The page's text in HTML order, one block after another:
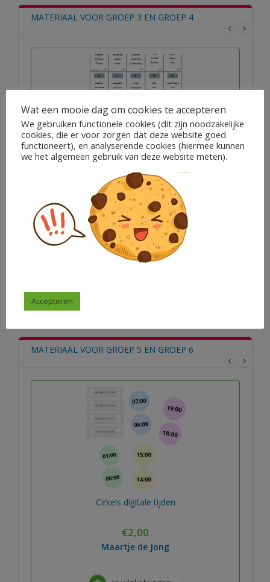
MATERIAAL VOOR GROEP 3 EN GROEP 4
Pop-it lezen pluswerkboek ...
€1,00
Fay Claessen
In winkelwagen
MATERIAAL VOOR GROEP 5 EN GROEP 6
Cirkels digitale tijden
€2,00
Maartje de Jong
Wat een mooie dag om cookies te accepteren
We gebruiken functionele cookies (dit zijn noodzakelijke
cookies, die er voor zorgen dat deze website goed
functioneert), en analyserende cookies (hiermee kunnen
we het algemeen gebruik van deze website meten).
Accepteren